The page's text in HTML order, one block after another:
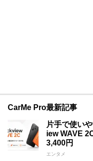
CarMe Pro最新記事
片手で使い
iew WAVE
3,400円
エンタメ